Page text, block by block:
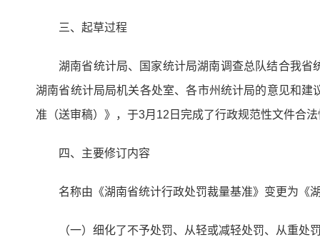
三、起草过程
湖南省统计局、国家统计局湖南调查总队结合我
湖南省统计局局机关各处室、各市州统计局的意见和
准（送审稿）》，于3月12日完成了行政规范性文件合
四、主要修订内容
名称由《湖南省统计行政处罚裁量基准》变更为《
（一）细化了不予处罚、从轻或减轻处罚、从重处